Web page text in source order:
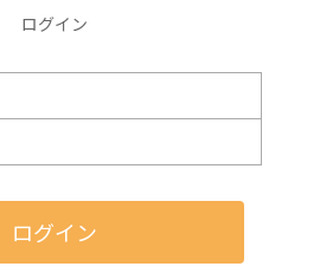
ログイン
ログイン